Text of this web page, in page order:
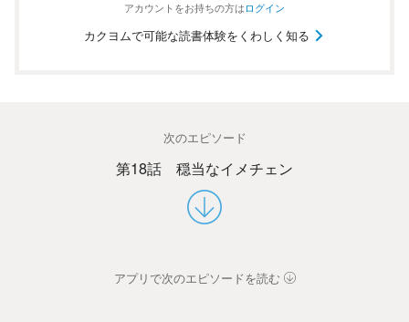
アカウントをお持ちの方はログイン
カクヨムで可能な読書体験をくわしく知る
次のエピソード
第18話 穏当なイメチェン
アプリで次のエピソードを読む